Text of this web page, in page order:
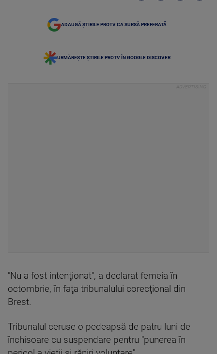
ADAUGĂ ȘTIRILE PROTV CA SURSĂ PREFERATĂ
URMĂREȘTE ȘTIRILE PROTV ÎN GOOGLE DISCOVER
"Nu a fost intenţionat", a declarat femeia în
octombrie, în faţa tribunalului corecţional din
Brest.
Tribunalul ceruse o pedeapsă de patru luni de
închisoare cu suspendare pentru "punerea în